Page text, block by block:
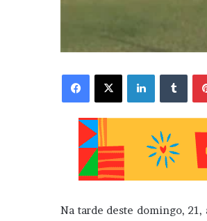
Facebook X Linkedin
Na tarde deste domingo,